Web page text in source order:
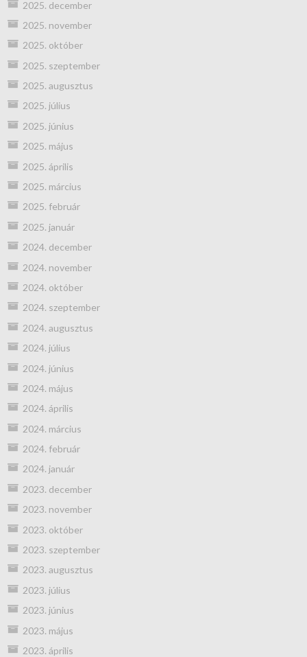
2025. december
2025. november
2025. október
2025. szeptember
2025. augusztus
2025. július
2025. június
2025. május
2025. április
2025. március
2025. február
2025. január
2024. december
2024. november
2024. október
2024. szeptember
2024. augusztus
2024. július
2024. június
2024. május
2024. április
2024. március
2024. február
2024. január
2023. december
2023. november
2023. október
2023. szeptember
2023. augusztus
2023. július
2023. június
2023. május
2023. április